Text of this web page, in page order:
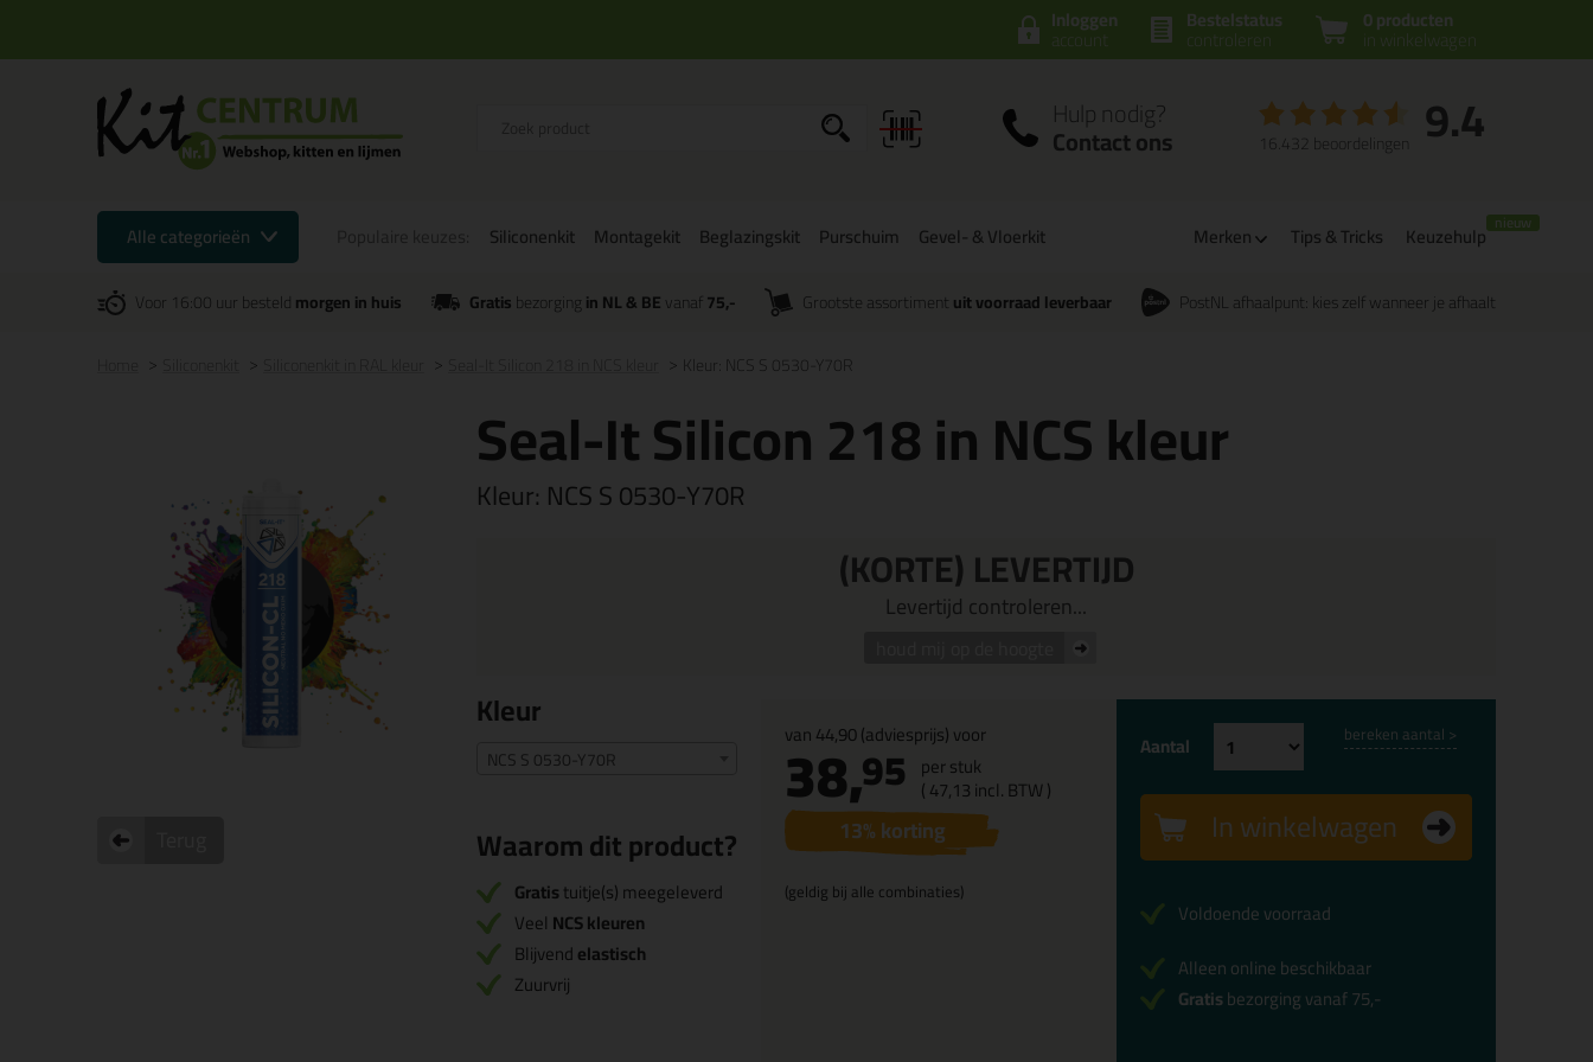
0 producten
in winkelwagen
Bestelstatus
controleren
Inloggen
account
Hulp nodig?
Contact ons 9.4
16.432 beoordelingen
Alle categorieën Siliconenkit Montagekit Beglazingskit Purschuim Gevel- & Vloerkit Merken Tips & Tricks Keuzehulp
Voor 16:00 uur besteldmorgen in huis Gratisbezorgingin NL & BEvanaf 75,- Grootste assortiment uit voorraad leverbaar PostNL afhaalpunt: kies zelf wanneer je afhaalt
Kleur: NCS S 0530-Y70R
Seal-It Silicon 218 in NCS kleur
Kleur: NCS S 0530-Y70R
(KORTE) LEVERTIJD
Levertijd controleren...
Kleur
NCS S 0530-Y70R
Waarom dit product?
Gratistuitje(s) meegeleverd
Veel NCS kleuren
Blijvendelastisch
Zuurvrij
van44,90(adviesprijs) voor
38,95 per stuk
(47,13incl. BTW )
13% korting
(geldig bij alle combinaties)
Aantal bereken aantal >
In winkelwagen
Voldoende voorraad
Alleen online beschikbaar
Gratisbezorging vanaf 75,-